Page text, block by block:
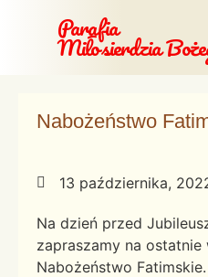
Parafia
Miłosierdzia
Nabożeństwo
13 października,
Na dzień przed
zapraszamy na
Nabożeństwo Fatimskie.